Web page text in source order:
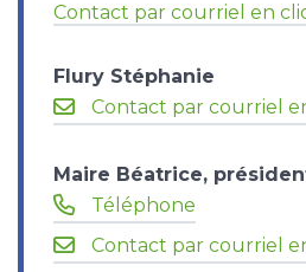
Contact par courriel en
Flury Stéphanie
Contact par courriel
Maire Béatrice,
Téléphone
Contact par courriel